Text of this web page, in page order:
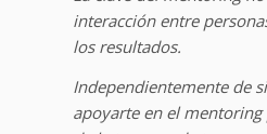
interacción entre
los resultados.
Independientemente de
apoyarte en el